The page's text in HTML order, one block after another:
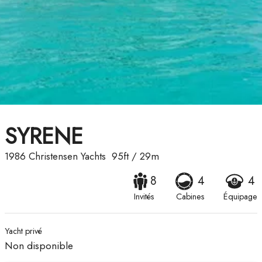
SYRENE
1986 Christensen Yachts 95ft/ 29m
8
Invités
4
Cabines
4
Équipage
Yacht privé
Non disponible